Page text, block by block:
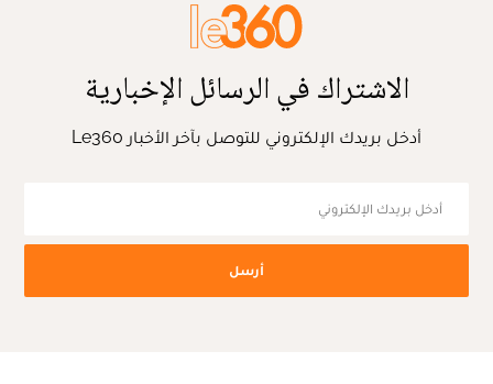
الاشتراك في الرسائل الإخبارية
أدخل بريدك الإلكتروني للتوصل بآخر الأخبار Le360
أرسل